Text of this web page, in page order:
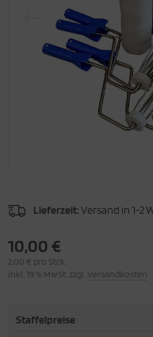
Lieferzeit:Versand in 1-2
10,00 €
2,00 € pro Stck.
inkl. 19 % MwSt. zzgl. Versandkosten
Staffelpreise
Rührer
mehr Werkzeuge